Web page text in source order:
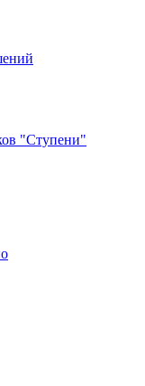
"Ступени"